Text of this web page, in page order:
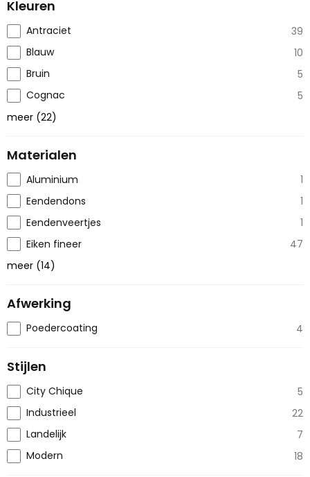
Kleuren
Antraciet
39
Blauw
10
Bruin
5
Cognac
5
meer (22)
Materialen
Aluminium
1
Eendendons
1
Eendenveertjes
1
Eiken fineer
47
meer (14)
Afwerking
Poedercoating 4
Stijlen
City Chique
5
Industrieel
22
Landelijk
7
Modern
18